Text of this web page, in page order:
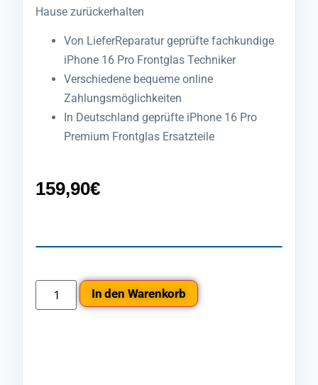
Hause zurückerhalten
Von LieferReparatur geprüfte fachkundige
iPhone 16 Pro Frontglas Techniker
Verschiedene bequeme online
Zahlungsmöglichkeiten
In Deutschland geprüfte iPhone 16 Pro
Premium Frontglas Ersatzteile
159,90€
In den Warenkorb